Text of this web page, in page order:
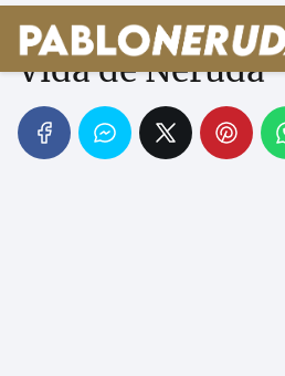
Significado de
Vida de Neruda